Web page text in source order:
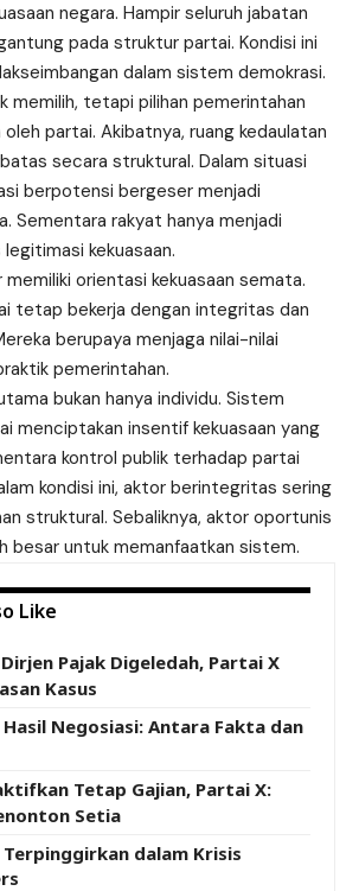
negara. Hampir seluruh jabatan
pada struktur partai. Kondisi ini
dalam sistem demokrasi.
memilih, tetapi pilihan pemerintahan
partai. Akibatnya, ruang kedaulatan
secara struktural. Dalam situasi
berpotensi bergeser menjadi
Sementara rakyat hanya menjadi
kekuasaan.
orientasi kekuasaan semata.
tetap bekerja dengan integritas dan
berupaya menjaga nilai-nilai
pemerintahan.
bukan hanya individu. Sistem
menciptakan insentif kekuasaan yang
kontrol publik terhadap partai
kondisi ini, aktor berintegritas sering
struktural. Sebaliknya, aktor oportunis
besar untuk memanfaatkan sistem.
Like
Dirjen Pajak Digeledah, Partai X
Kasus
Negosiasi: Antara Fakta dan
Tetap Gajian, Partai X:
Setia
Terpinggirkan dalam Krisis